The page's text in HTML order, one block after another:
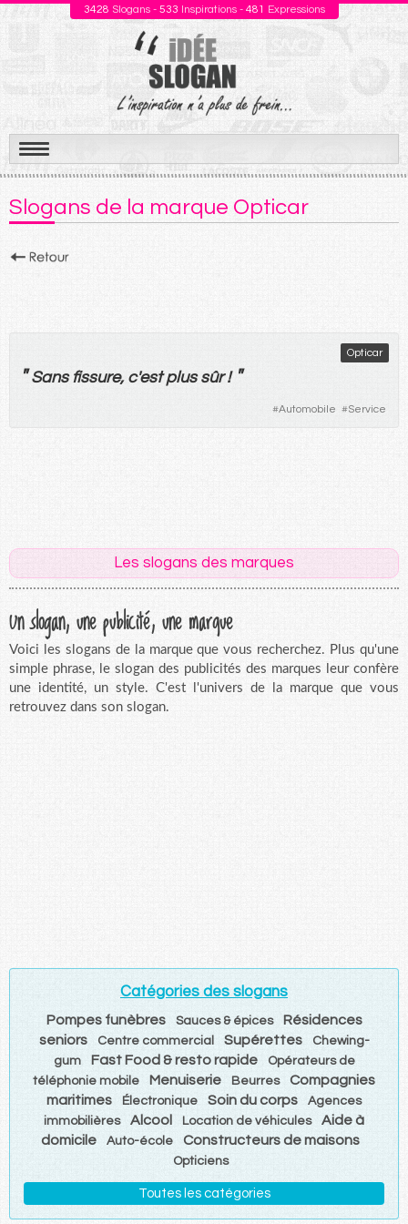
3428 Slogans - 533 Inspirations - 481 Expressions
Aller
au
contenu
Slogans de la marque Opticar
Opticar
" Sans fissure, c'est plus sûr! "
#Automobile #Service
Les slogans des marques
Un slogan, une publicité, une marque
Voici les slogans de la marque que vous recherchez. Plus qu'une
simple phrase, le slogan des publicités des marques leur confère
une identité, un style. C'est l'univers de la marque que vous
retrouvez dans son slogan.
Catégories des slogans
Pompes funèbres Sauces & épices
Résidences
seniors
Centre commercial Supérettes
Chewing-
gum
Fast Food & resto rapide
Opérateurs de
téléphonie mobile
Menuiserie Beurres
Compagnies
maritimes
Électronique Soin du corps
Agences
immobilières
Alcool Location de véhicules
Aide à
domicile
Auto-école Constructeurs de maisons
Opticiens
Toutes les catégories